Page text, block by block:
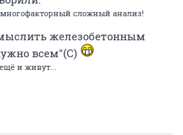
сложный анализ!
железобетонным
всем"(С)
и живут...